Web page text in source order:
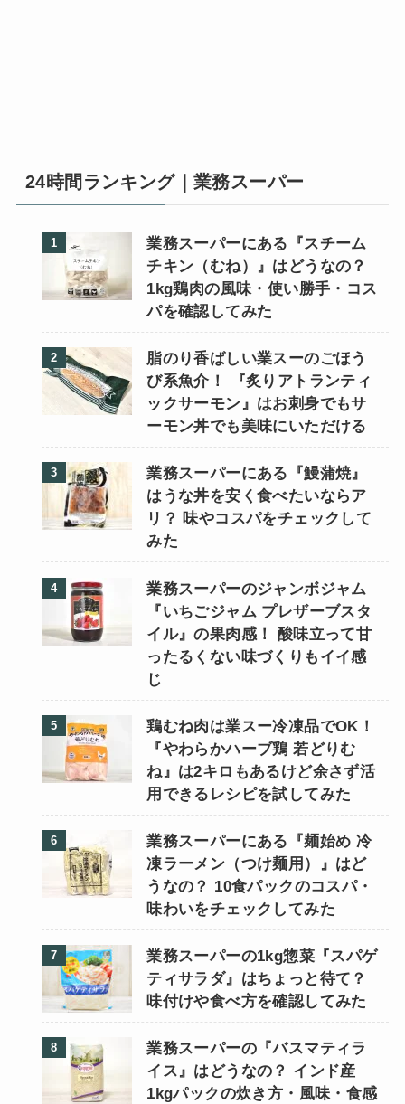
24時間ランキング｜業務スーパー
業務スーパーにある『スチーム
チキン（むね）』はどうなの？
1kg鶏肉の風味・使い勝手・コス
パを確認してみた
脂のり香ばしい業スーのごほう
び系魚介！ 『炙りアトランティ
ックサーモン』はお刺身でもサ
ーモン丼でも美味にいただける
業務スーパーにある『鰻蒲焼』
はうな丼を安く食べたいならア
リ？ 味やコスパをチェックして
みた
業務スーパーのジャンボジャム
『いちごジャム プレザーブスタ
イル』の果肉感！ 酸味立って甘
ったるくない味づくりもイイ感
じ
鶏むね肉は業スー冷凍品でOK！
『やわらかハーブ鶏 若どりむ
ね』は2キロもあるけど余さず活
用できるレシピを試してみた
業務スーパーにある『麺始め 冷
凍ラーメン（つけ麺用）』はど
うなの？ 10食パックのコスパ・
味わいをチェックしてみた
業務スーパーの1kg惣菜『スパゲ
ティサラダ』はちょっと待て？
味付けや食べ方を確認してみた
業務スーパーの『バスマティラ
イス』はどうなの？ インド産
1kgパックの炊き方・風味・食感